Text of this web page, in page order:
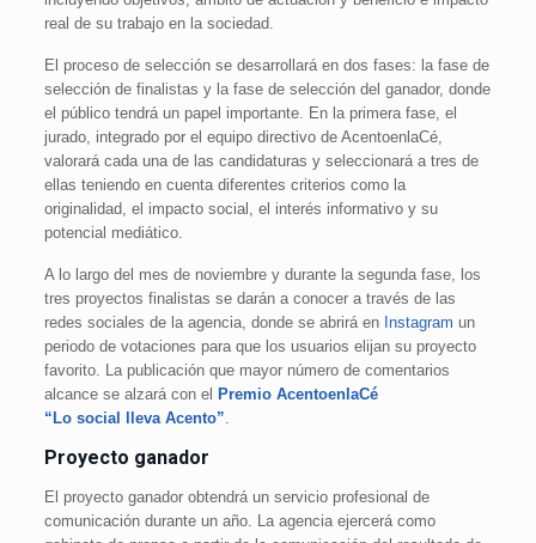
real de su trabajo en la sociedad.
El proceso de selección se desarrollará en dos fases: la fase de
selección de finalistas y la fase de selección del ganador, donde
el público tendrá un papel importante. En la primera fase, el
jurado, integrado por el equipo directivo de AcentoenlaCé,
valorará cada una de las candidaturas y seleccionará a tres de
ellas teniendo en cuenta diferentes criterios como la
originalidad, el impacto social, el interés informativo y su
potencial mediático.
A lo largo del mes de noviembre y durante la segunda fase, los
tres proyectos finalistas se darán a conocer a través de las
redes sociales de la agencia, donde se abrirá en Instagram un
periodo de votaciones para que los usuarios elijan su proyecto
favorito. La publicación que mayor número de comentarios
alcance se alzará con el Premio AcentoenlaCé
“Lo social lleva Acento”
Proyecto ganador
El proyecto ganador obtendrá un servicio profesional de
comunicación durante un año. La agencia ejercerá como